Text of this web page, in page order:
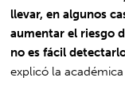
llevar, en algunos
aumentar el riesgo
no es fácil
explicó la académica